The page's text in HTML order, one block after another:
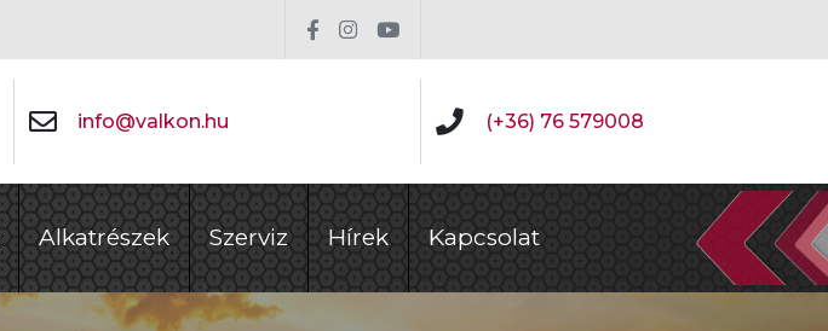
info@valkon.hu (+36) 76 579008
Alkatrészek Szerviz Hírek Kapcsolat